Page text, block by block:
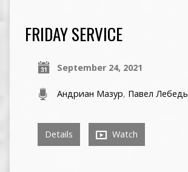
FRIDAY SERVICE
September 24, 2021
Андриан Мазур, Павел Лебедь
Details Watch